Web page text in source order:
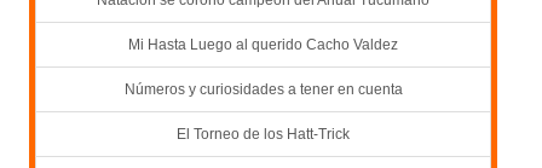
Mi Hasta Luego al querido Cacho Valdez
Números y curiosidades a tener en cuenta
El Torneo de los Hatt-Trick